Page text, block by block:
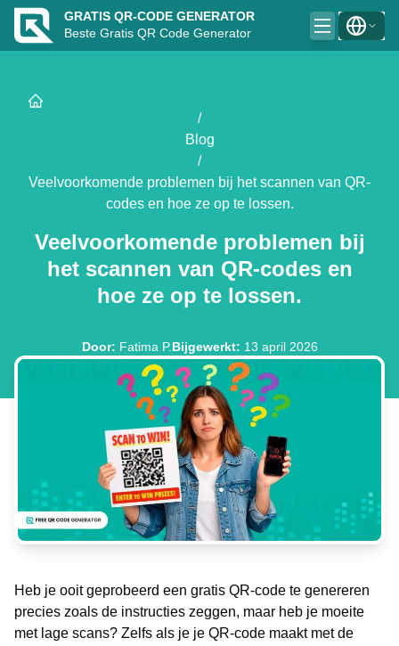
GRATIS QR-CODE GENERATOR
Beste Gratis QR Code Generator
/
Blog
/
Veelvoorkomende problemen bij het scannen van QR-
codes en hoe ze op te lossen.
Veelvoorkomende problemen bij
het scannen van QR-codes en
hoe ze op te lossen.
Door: Fatima P.Bijgewerkt: 13 april 2026
Heb je ooit geprobeerd een gratis QR-code te genereren
precies zoals de instructies zeggen, maar heb je moeite
met lage scans? Zelfs als je je QR-code maakt met de